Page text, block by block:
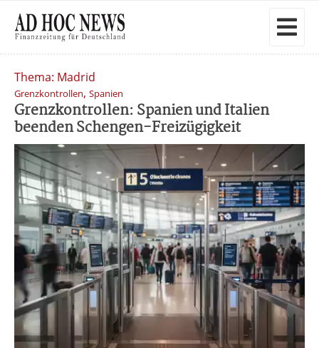
Thema: Madrid
Grenzkontrollen, Spanien
Grenzkontrollen: Spanien und Italien
beenden Schengen-Freizügigkeit